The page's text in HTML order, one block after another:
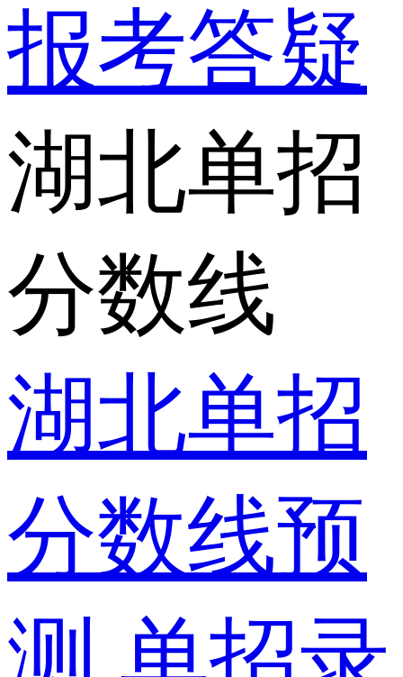
报考答疑
湖北单招
分数线
湖北单招
分数线预